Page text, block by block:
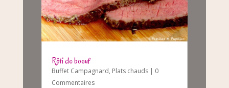
Rôti de boeuf
Buffet Campagnard, Plats chauds| 0
Commentaires